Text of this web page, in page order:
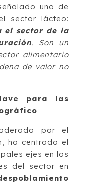
uno de
sector lácteo:
el sector de la
. Son un
alimentario
de valor no
para las
por el
ha centrado el
ejes en los
del sector en